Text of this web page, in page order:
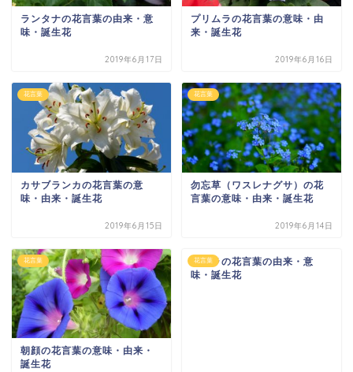
ランタナの花言葉の由来・意
味・誕生花
2019年6月17日
プリムラの花言葉の意味・由
来・誕生花
2019年6月16日
花言葉
カサブランカの花言葉の意
味・由来・誕生花
2019年6月15日
花言葉
勿忘草（ワスレナグサ）の花
言葉の意味・由来・誕生花
2019年6月14日
花言葉
朝顔の花言葉の意味・由来・
誕生花
花言葉
パキラの花言葉の由来・意
味・誕生花